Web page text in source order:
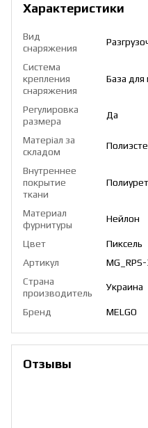
Характеристики
Вид
снаряжения
Система
крепления
снаряжения
База для
Регулировка
размера
Да
Матеріал за
складом
Внутреннее
покрытие
ткани
Материал
фурнитуры
Нейлон
Цвет
Пиксель
Артикул
Страна
производитель
Украина
Бренд MELGO
Отзывы